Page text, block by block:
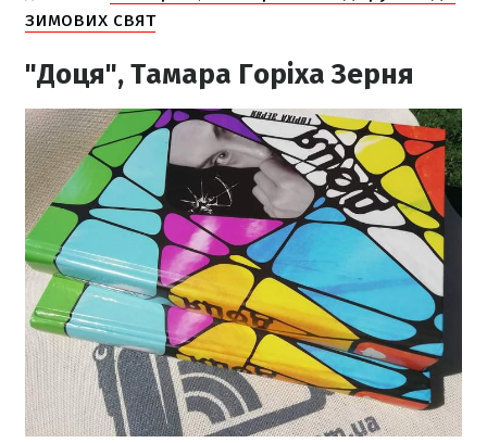
зимових свят
"Доця", Тамара Горіха Зерня